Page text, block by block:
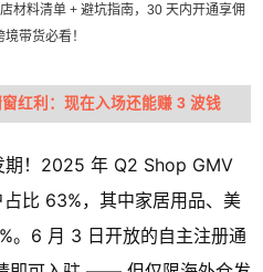
材料清单 + 避坑指南，30 天内开通享佣
带货必看！
红利：现在入场还能赚 3 波钱
期！2025 年 Q2 Shop GMV
比 63%，其中家居用品、美
。6 月 3 日开放的自主注册通